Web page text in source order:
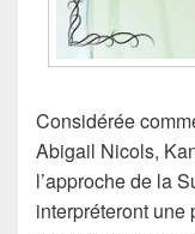
Considérée
Abigail Nicols,
l’approche de la
interpréteront une